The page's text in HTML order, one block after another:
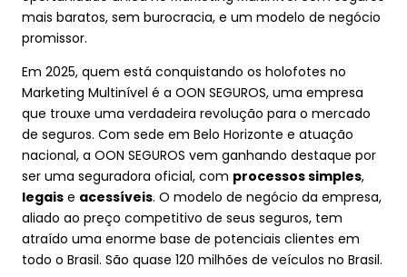
mais baratos, sem burocracia, e um modelo de negócio
promissor.
Em 2025, quem está conquistando os holofotes no
Marketing Multinível é a OON SEGUROS, uma empresa
que trouxe uma verdadeira revolução para o mercado
de seguros. Com sede em Belo Horizonte e atuação
nacional, a OON SEGUROS vem ganhando destaque por
ser uma seguradora oficial, com processos simples,
legais e acessíveis. O modelo de negócio da empresa,
aliado ao preço competitivo de seus seguros, tem
atraído uma enorme base de potenciais clientes em
todo o Brasil. São quase 120 milhões de veículos no Brasil.